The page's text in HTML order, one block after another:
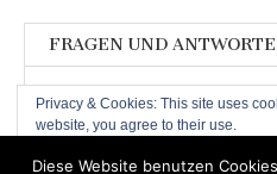
FRAGEN UND
Fragen und Antworten
Privacy & Cookies: This site uses
website, you agree to their use.
Richtlinie
Diese Website benutzen